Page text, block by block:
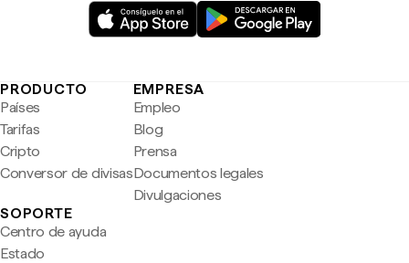
PRODUCTO
Países
Tarifas
Cripto
Conversor de divisas
EMPRESA
Empleo
Blog
Prensa
Documentos legales
Divulgaciones
SOPORTE
Centro de ayuda
Estado